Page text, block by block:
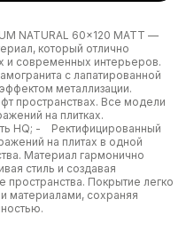
NATURAL 60x120 MATT —
который отлично
и современных интерьеров.
с лапатированной
металлизации.
пространствах. Все модели
на плитках.
HQ; - Ректифицированный
на плитах в одной
Материал гармонично
стиль и создавая
пространства. Покрытие легко
материалами, сохраняя